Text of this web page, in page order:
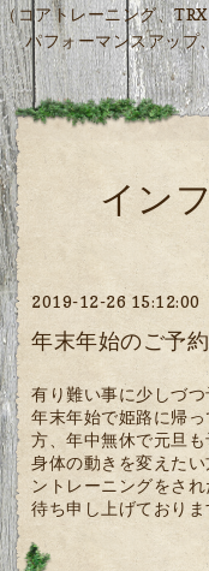
（コアトレーニング、
パフォーマンスアップ
イン
2019-12-26 15:12:00
年末年始のご予約
有り難い事に少しづつ
年末年始で姫路に帰
方、年中無休で元旦も
身体の動きを変えた
ントレーニングをさ
待ち申し上げておりま